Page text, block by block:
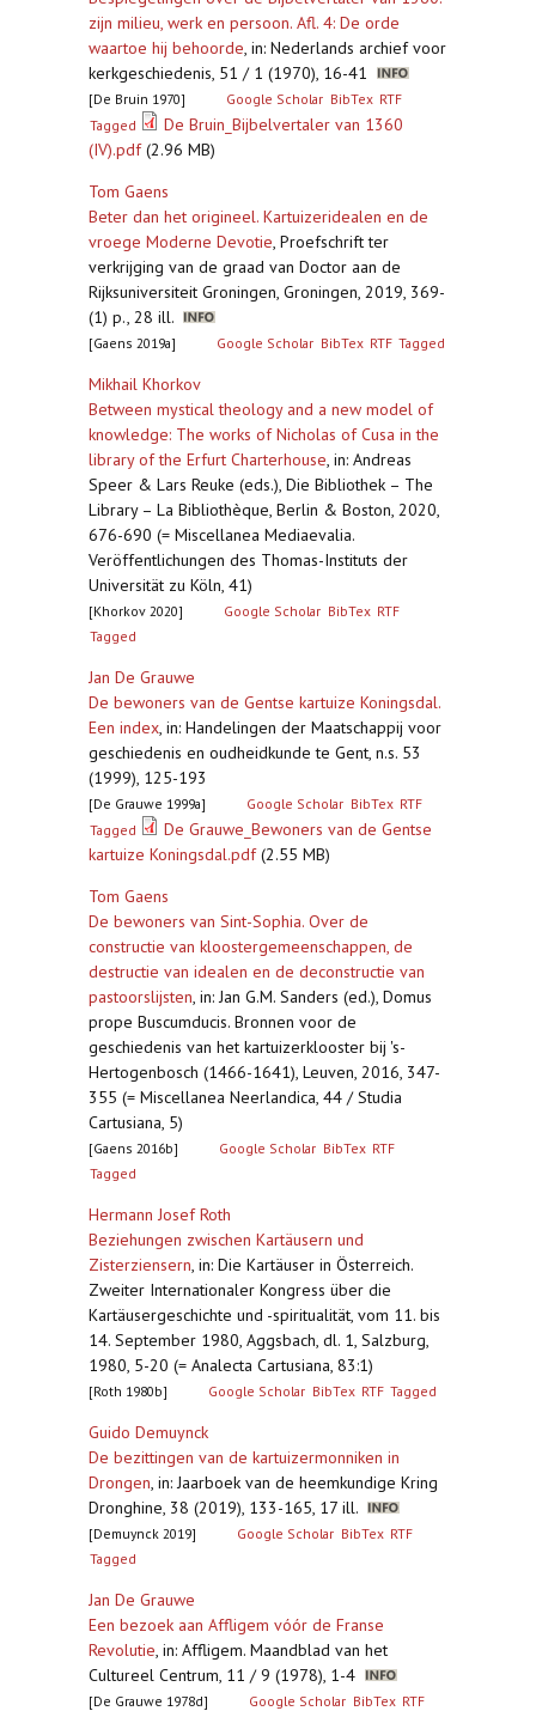
zijn milieu, werk en persoon. Afl. 4: De orde
waartoe hij behoorde, in: Nederlands archief voor
kerkgeschiedenis, 51 / 1 (1970), 16-41
[De Bruin 1970] Google Scholar BibTex RTF
Tagged
De Bruin_Bijbelvertaler van 1360
(IV).pdf(2.96 MB)
Tom Gaens
Beter dan het origineel. Kartuizeridealen en de
vroege Moderne Devotie, Proefschrift ter
verkrijging van de graad van Doctor aan de
Rijksuniversiteit Groningen, Groningen, 2019, 369-
(1) p., 28 ill.
[Gaens 2019a] Google Scholar BibTex RTF Tagged
Mikhail Khorkov
Between mystical theology and a new model of
knowledge: The works of Nicholas of Cusa in the
library of the Erfurt Charterhouse, in: Andreas
Speer & Lars Reuke (eds.), Die Bibliothek – The
Library – La Bibliothèque, Berlin & Boston, 2020,
676-690 (= Miscellanea Mediaevalia.
Veröffentlichungen des Thomas-Instituts der
Universität zu Köln, 41)
[Khorkov 2020] Google Scholar BibTex RTF
Tagged
Jan De Grauwe
De bewoners van de Gentse kartuize Koningsdal.
Een index, in: Handelingen der Maatschappij voor
geschiedenis en oudheidkunde te Gent, n.s. 53
(1999), 125-193
[De Grauwe 1999a] Google Scholar BibTex RTF
Tagged
De Grauwe_Bewoners van de Gentse
kartuize Koningsdal.pdf(2.55 MB)
Tom Gaens
De bewoners van Sint-Sophia. Over de
constructie van kloostergemeenschappen, de
destructie van idealen en de deconstructie van
pastoorslijsten, in: Jan G.M. Sanders (ed.), Domus
prope Buscumducis. Bronnen voor de
geschiedenis van het kartuizerklooster bij 's-
Hertogenbosch (1466-1641), Leuven, 2016, 347-
355 (= Miscellanea Neerlandica, 44 / Studia
Cartusiana, 5)
[Gaens 2016b] Google Scholar BibTex RTF
Tagged
Hermann Josef Roth
Beziehungen zwischen Kartäusern und
Zisterziensern, in: Die Kartäuser in Österreich.
Zweiter Internationaler Kongress über die
Kartäusergeschichte und -spiritualität, vom 11. bis
14. September 1980, Aggsbach, dl. 1, Salzburg,
1980, 5-20 (= Analecta Cartusiana, 83:1)
[Roth 1980b] Google Scholar BibTex RTF Tagged
Guido Demuynck
De bezittingen van de kartuizermonniken in
Drongen, in: Jaarboek van de heemkundige Kring
Dronghine, 38 (2019), 133-165, 17 ill.
[Demuynck 2019] Google Scholar BibTex RTF
Tagged
Jan De Grauwe
Een bezoek aan Affligem vóór de Franse
Revolutie, in: Affligem. Maandblad van het
Cultureel Centrum, 11 / 9 (1978), 1-4
[De Grauwe 1978d] Google Scholar BibTex RTF